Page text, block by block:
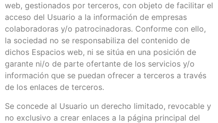
web, gestionados por terceros, con objeto de facilitar el
acceso del Usuario a la información de empresas
colaboradoras y/o patrocinadoras. Conforme con ello,
la sociedad no se responsabiliza del contenido de
dichos Espacios web, ni se sitúa en una posición de
garante ni/o de parte ofertante de los servicios y/o
información que se puedan ofrecer a terceros a través
de los enlaces de terceros.
Se concede al Usuario un derecho limitado, revocable y
no exclusivo a crear enlaces a la página principal del